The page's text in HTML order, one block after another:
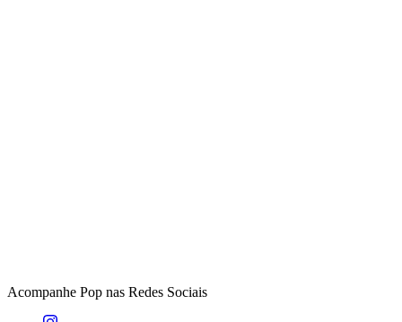
Acompanhe Pop nas Redes Sociais